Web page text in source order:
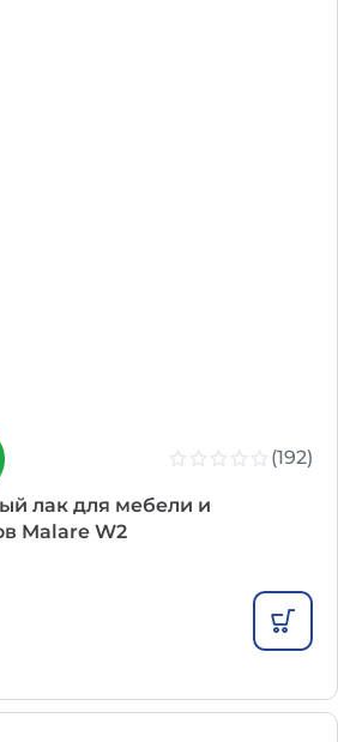
(192)
лак для мебели и
Malare W2